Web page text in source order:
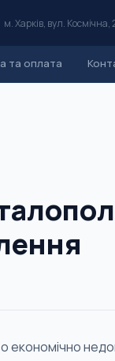
м. Харків, вул. Космічна,
та оплата
економічно